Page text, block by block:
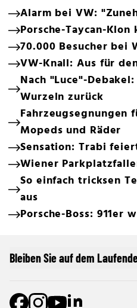
Alarm bei VW:
Porsche-Taycan-
70.000 Besucher bei
VW-Knall: Aus für
Nach "Luce"-
Wurzeln zurück
Fahrzeugsegnungen
Mopeds und Räder
Sensation: Trabi
Wiener
So einfach tricksen
aus
Porsche-Boss:
Bleiben Sie auf dem